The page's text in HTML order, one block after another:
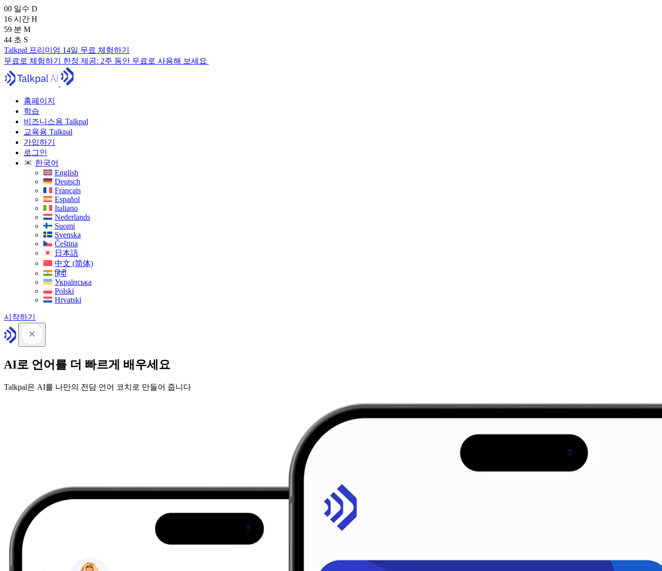
00 일수 D
16 시간 H
59 분 M
43 초 S
Talkpal 프리미엄 14일 무료 체험하기
무료로 체험하기 한정 제공: 2주 동안 무료로 사용해 보세요
홈페이지
학습
비즈니스용 Talkpal
교육용 Talkpal
가입하기
로그인
한국어
English
Deutsch
Français
Español
Italiano
Nederlands
Suomi
Svenska
Čeština
日本語
中文 (简体)
हिंदी
Українська
Polski
Hrvatski
시작하기
AI로 언어를 더 빠르게 배우세요
Talkpal은 AI를 나만의 전담 언어 코치로 만들어 줍니다